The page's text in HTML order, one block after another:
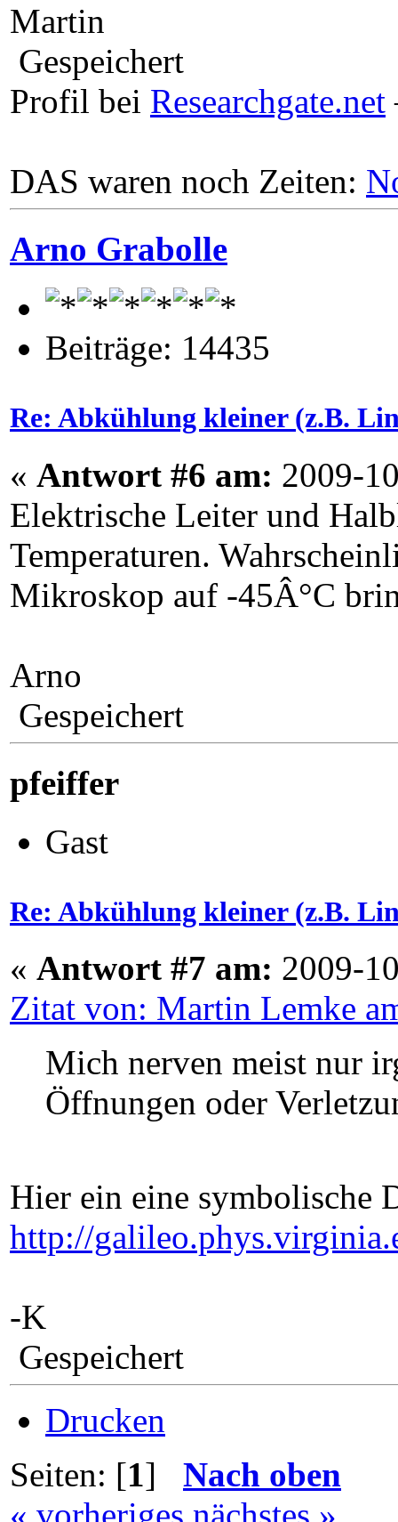
Martin
Gespeichert
Profil bei Researchgate.net
DAS waren noch Zeiten:
Arno Grabolle
Beiträge: 14435
Re: Abkühlung kleiner (z.B.
« Antwort #6 am: 2009-
Elektrische Leiter und
Temperaturen.
Mikroskop auf -45Â°C
Arno
Gespeichert
pfeiffer
Gast
Re: Abkühlung kleiner (z.B.
« Antwort #7 am: 2009-
Zitat von: Martin Lemke
Mich nerven meist nur
Öffnungen oder
Hier ein eine symbolische
http://
-K
Gespeichert
Drucken
Seiten: [1] Nach oben